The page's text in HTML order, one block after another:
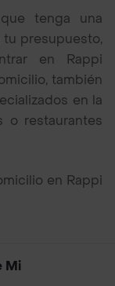
tenga una
presupuesto,
en Rappi
también
en la
o restaurantes
en Rappi
Mi